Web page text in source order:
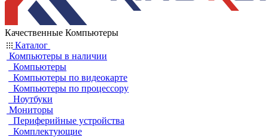
Качественные Компьютеры
Каталог
Компьютеры в наличии
Компьютеры
Компьютеры по видеокарте
Компьютеры по процессору
Ноутбуки
Мониторы
Периферийные устройства
Комплектующие